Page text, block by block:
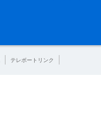
テレボートリンク